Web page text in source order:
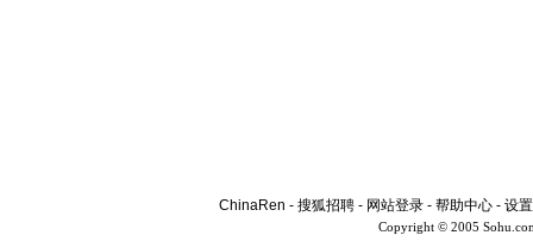
ChinaRen - 搜狐招聘 - 网站登录 - 帮助中心 - 设
Copyright © 2005